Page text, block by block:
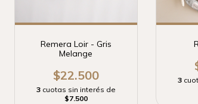
Remera Loir - Gris
Melange
$22.500
3 cuotas sin interés de
$7.500
3